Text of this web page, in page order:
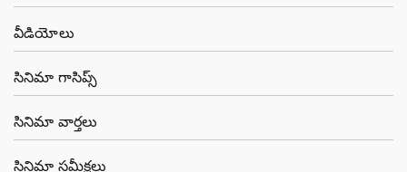
వీడియోలు
సినిమా గాసిప్స్
సినిమా వార్తలు
సినిమా సమీక్షలు